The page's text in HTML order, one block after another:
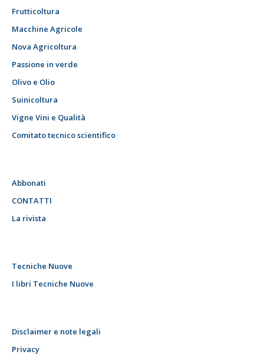
Frutticoltura
Macchine Agricole
Nova Agricoltura
Passione in verde
Olivo e Olio
Suinicoltura
Vigne Vini e Qualità
Comitato tecnico scientifico
Abbonati
CONTATTI
La rivista
Tecniche Nuove
I libri Tecniche Nuove
Disclaimer e note legali
Privacy